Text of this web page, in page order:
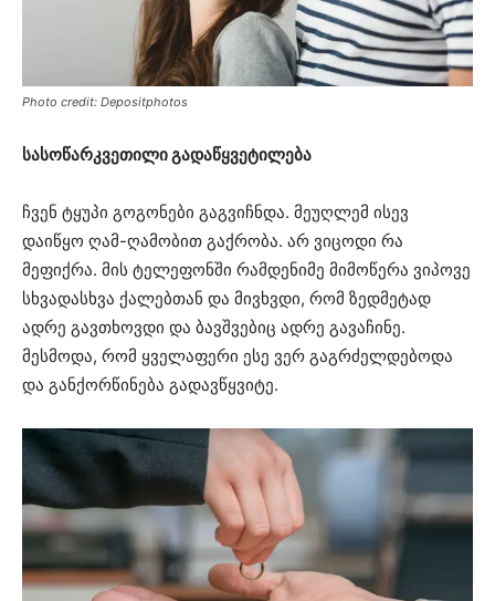
Photo credit: Depositphotos
სასოწარკვეთილი გადაწყვეტილება
ჩვენ ტყუპი გოგონები გაგვიჩნდა. მეუღლემ ისევ
დაიწყო ღამ-ღამობით გაქრობა. არ ვიცოდი რა
მეფიქრა. მის ტელეფონში რამდენიმე მიმოწერა ვიპოვე
სხვადასხვა ქალებთან და მივხვდი, რომ ზედმეტად
ადრე გავთხოვდი და ბავშვებიც ადრე გავაჩინე.
მესმოდა, რომ ყველაფერი ესე ვერ გაგრძელდებოდა
და განქორწინება გადავწყვიტე.